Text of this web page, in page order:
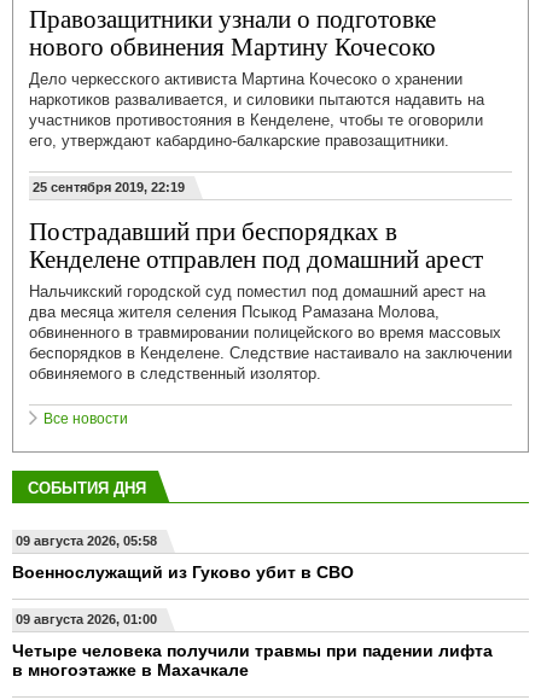
Правозащитники узнали о подготовке
нового обвинения Мартину Кочесоко
Дело черкесского активиста Мартина Кочесоко о хранении
наркотиков разваливается, и силовики пытаются надавить на
участников противостояния в Кенделене, чтобы те оговорили
его, утверждают кабардино-балкарские правозащитники.
25 сентября 2019, 22:19
Пострадавший при беспорядках в
Кенделене отправлен под домашний арест
Нальчикский городской суд поместил под домашний арест на
два месяца жителя селения Псыкод Рамазана Молова,
обвиненного в травмировании полицейского во время массовых
беспорядков в Кенделене. Следствие настаивало на заключении
обвиняемого в следственный изолятор.
Все новости
СОБЫТИЯ ДНЯ
09 августа 2026, 05:58
Военнослужащий из Гуково убит в СВО
09 августа 2026, 01:00
Четыре человека получили травмы при падении лифта
в многоэтажке в Махачкале